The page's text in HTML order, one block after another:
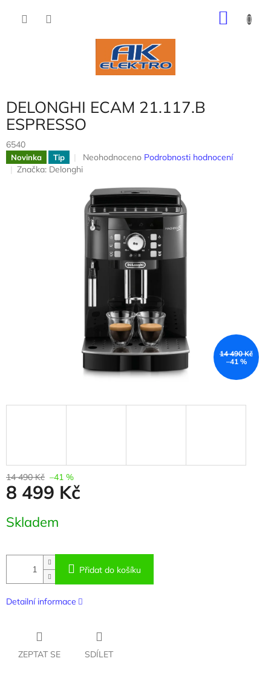
DELONGHI ECAM 21.117.B
ESPRESSO
6540
Novinka Tip
Průměrné
hodnocení
0,0
hvězdiček.
Neohodnoceno Podrobnosti hodnocení
Značka: Delonghi
14 490 Kč
–41 %
14 490 Kč –41 %
8 499 Kč
cena:
Skladem
Přidat do košíku
Detailní informace
ZEPTAT SE SDÍLET